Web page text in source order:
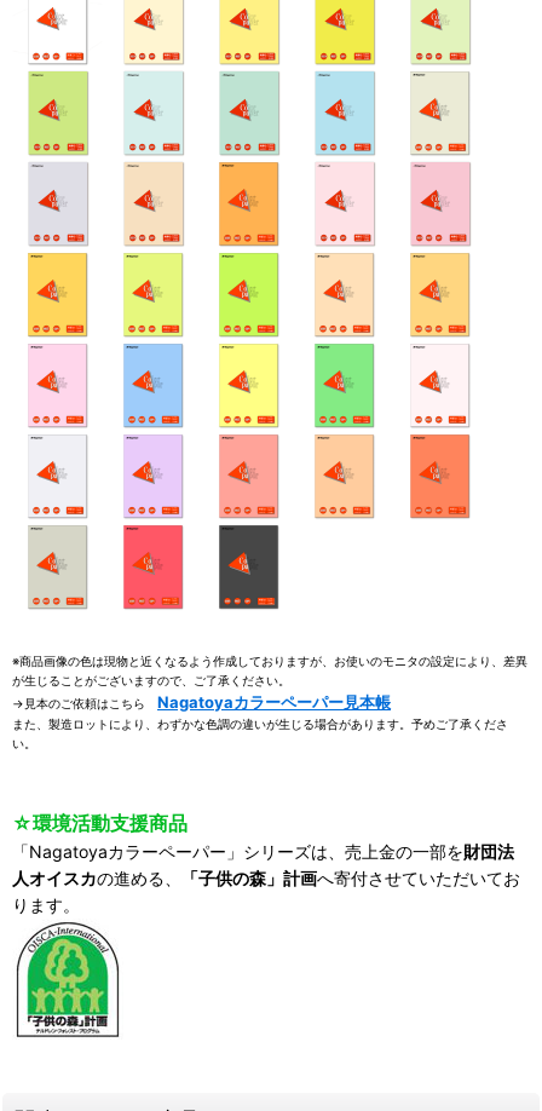
※商品画像の色は現物と近くなるよう作成しておりますが、お使いのモニタの設定により、差異
が生じることがございますので、ご了承ください。
→見本のご依頼はこちら Nagatoyaカラーペーパー見本帳
また、製造ロットにより、わずかな色調の違いが生じる場合があります。予めご了承くださ
い。
☆環境活動支援商品
「Nagatoyaカラーペーパー」シリーズは、売上金の一部を財団法
人オイスカの進める、 「子供の森」計画へ寄付させていただいてお
ります。